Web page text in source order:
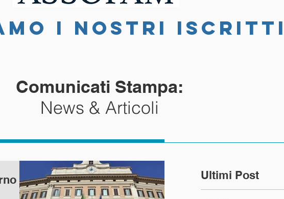
i nostri iscritti
Comunicati Stampa:
News & Articoli
Ultimi Post